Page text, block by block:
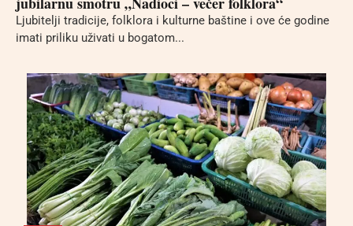
Ljubitelji tradicije, folklora i kulturne baštine i ove će godine
imati priliku uživati u bogatom...